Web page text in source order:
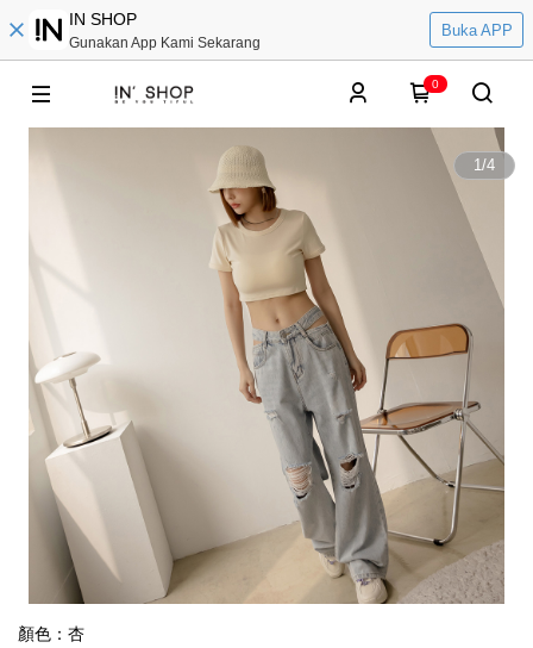
IN SHOP
Gunakan App Kami Sekarang
Buka APP
0
1/4
顏色：杏